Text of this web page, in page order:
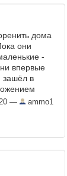
дома
они
-
впервые
зашёл в
рядом с
— ammo1